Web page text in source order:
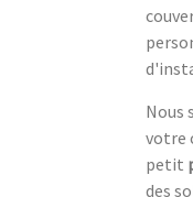
Nous
votre
petit
des